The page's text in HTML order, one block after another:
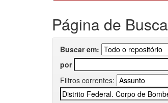
Página de Busca
Buscar em:
por
Filtros correntes: